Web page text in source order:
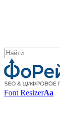
Font ResizerAa